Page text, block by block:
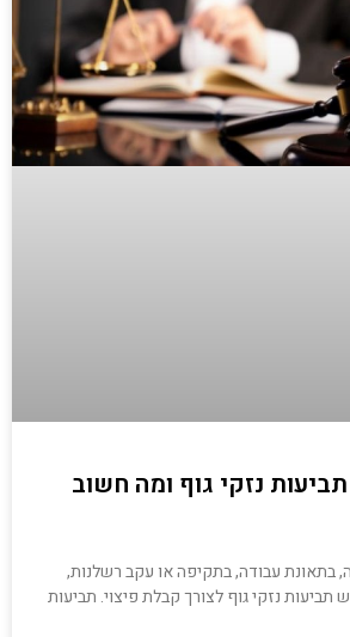
נזקי גוף ומה חשוב
בתאונת עבודה, בתקיפה או עקב רשלנות,
נזקי גוף לצורך קבלת פיצוי. תביעות